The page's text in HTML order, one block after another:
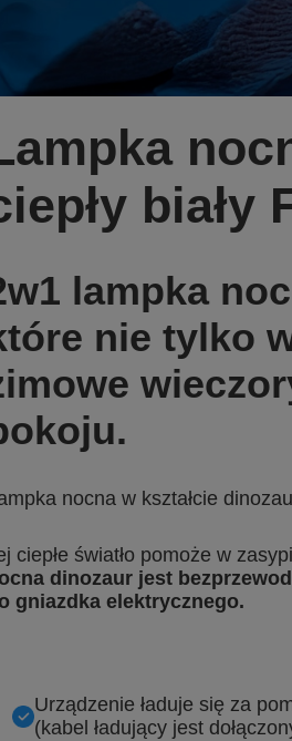
biały
lampka
nie tylko
nocna w kształcie
ciepłe światło pomoże w
dinozaur jest
gniazdka elektrycznego.
Urządzenie ładuje się za
(kabel ładujący jest